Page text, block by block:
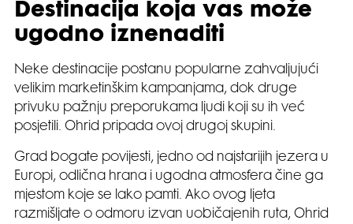
Destinacija koja vas može
ugodno iznenaditi
Neke destinacije postanu popularne zahvaljujući
velikim marketinškim kampanjama, dok druge
privuku pažnju preporukama ljudi koji su ih već
posjetili. Ohrid pripada ovoj drugoj skupini.
Grad bogate povijesti, jedno od najstarijih jezera u
Europi, odlična hrana i ugodna atmosfera čine ga
mjestom koje se lako pamti. Ako ovog ljeta
razmišljate o odmoru izvan uobičajenih ruta, Ohrid